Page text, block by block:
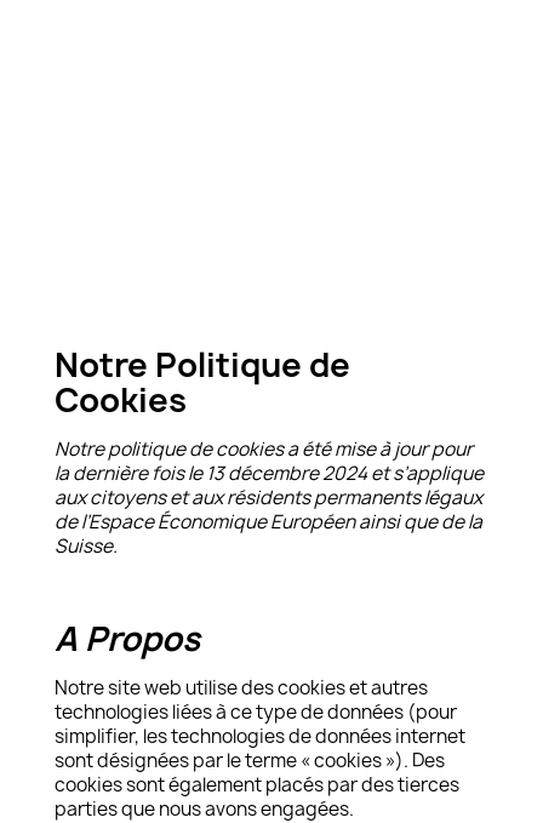
Notre Politique de
Cookies
Notre politique de cookies a été mise à jour pour
la dernière fois le 13 décembre 2024 et s’applique
aux citoyens et aux résidents permanents légaux
de l’Espace Économique Européen ainsi que de la
Suisse.
A Propos
Notre site web utilise des cookies et autres
technologies liées à ce type de données (pour
simplifier, les technologies de données internet
sont désignées par le terme « cookies »). Des
cookies sont également placés par des tierces
parties que nous avons engagées.